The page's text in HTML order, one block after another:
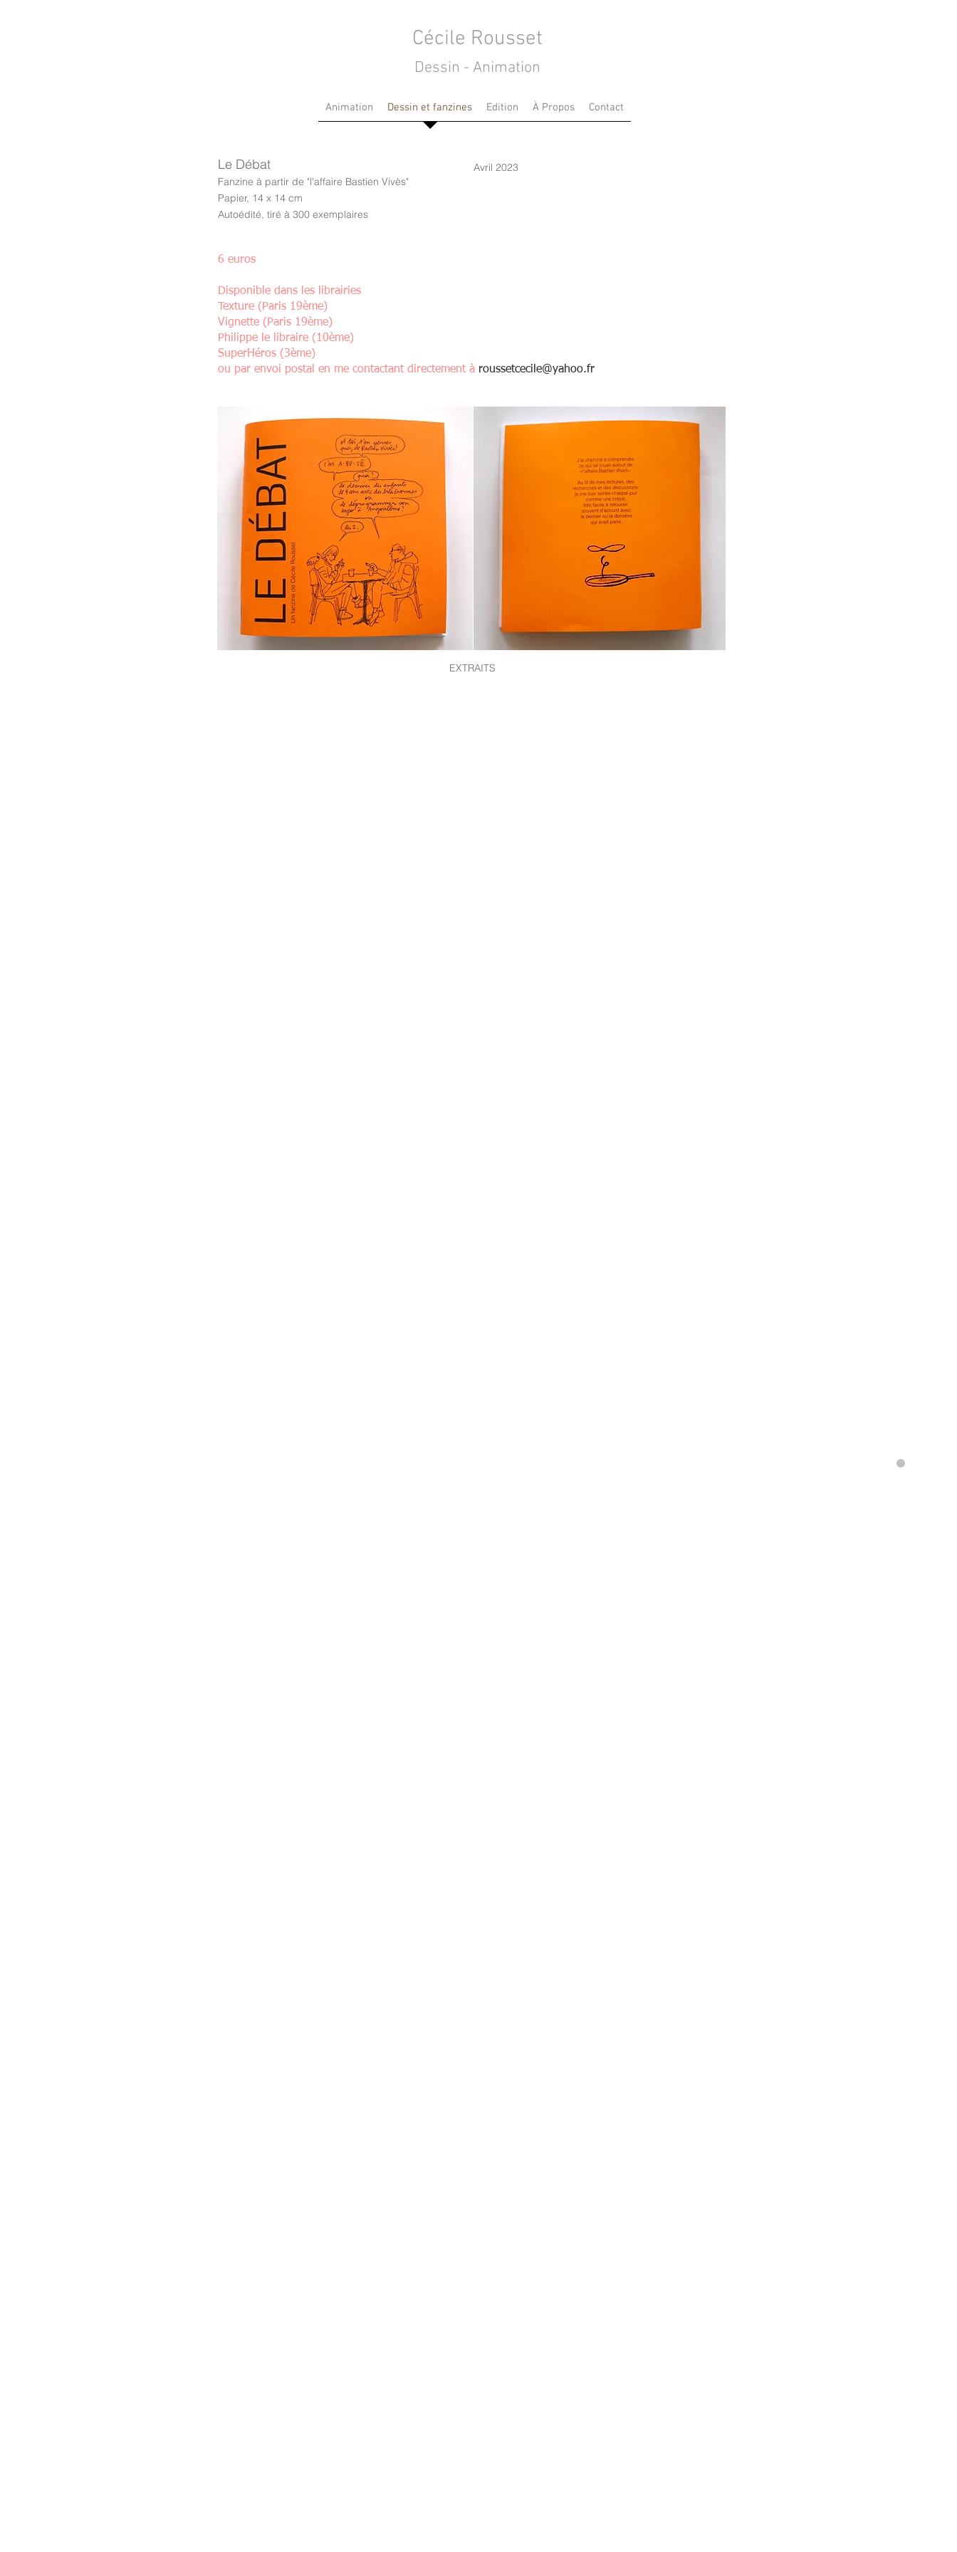
Cécile Rousset
Dessin - Animation
Animation Dessin et fanzines Edition À Propos Contact
Le Débat
Fanzine à partir de "l'affaire Bastien Vivès"
Papier, 14 x 14 cm
Autoédité, tiré à 300 exemplaires
6 euros
Disponible dans les librairies
Texture (Paris 19ème)
Vignette (Paris 19ème)
Philippe le libraire (10ème)
SuperHéros (3ème)
ou par envoi postal en me contactant directement à roussetcecile@yahoo.fr
Avril 2023
EXTRAITS